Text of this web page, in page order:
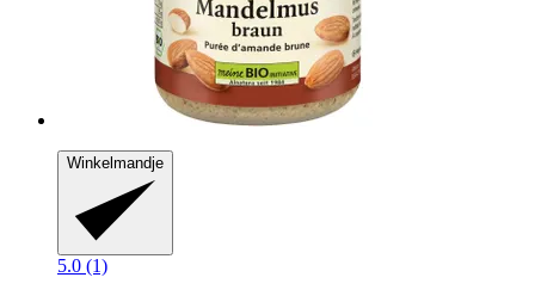
Winkelmandje
5.0 (1)